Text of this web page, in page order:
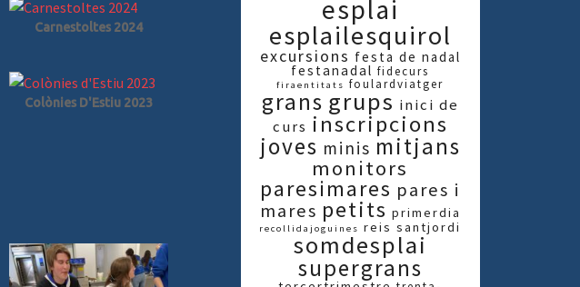
Carnestoltes 2024
Colònies D'Estiu 2023
esplai
esplailesquirol
excursions festa de nadal
festanadal fidecurs
firaentitats foulardviatger
grans grups inici de
curs inscripcions
joves minis mitjans
monitors
paresimares pares i
mares petits primerdia
recollidajoguines reis santjordi
somdesplai
supergrans